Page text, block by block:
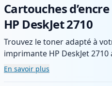
Cartouches
HP DeskJet 2710
Trouvez le toner adapté à
imprimante HP DeskJet
gamme de cartouches
haute capacité. Profitez
En savoir plus